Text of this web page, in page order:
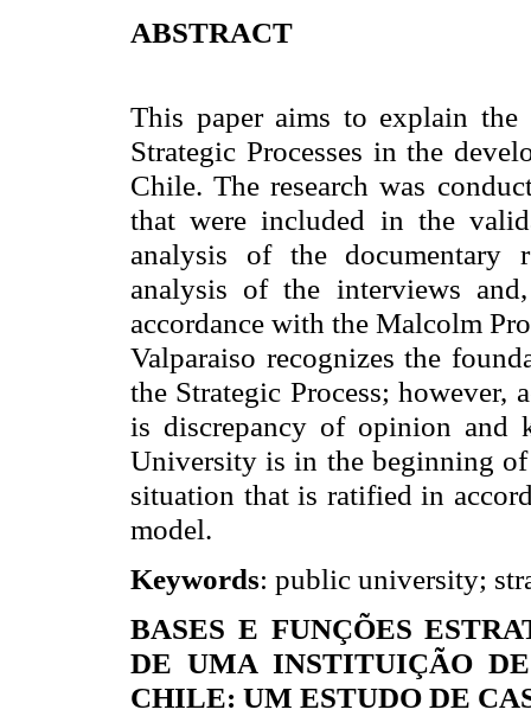
ABSTRACT
This paper aims to explain
Strategic Processes in the
Chile.The research was
that were included in the
analysis of the documentary
analysis of the interviews
accordance with the Malcolm
Valparaiso recognizes the
the Strategic Process; however,
is discrepancy of opinion and
University is in the beginning of
situation that is ratified in
model.
Keywords: public university;
BASES E FUNÇÕES
DE UMA INSTITUIÇÃO
CHILE: UM ESTUDO DE